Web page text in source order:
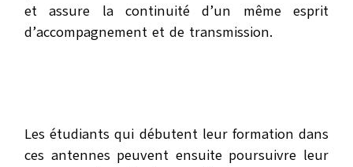
et assure la continuité d’un même esprit
d’accompagnement et de transmission.
Les étudiants qui débutent leur formation dans
ces antennes peuvent ensuite poursuivre leur